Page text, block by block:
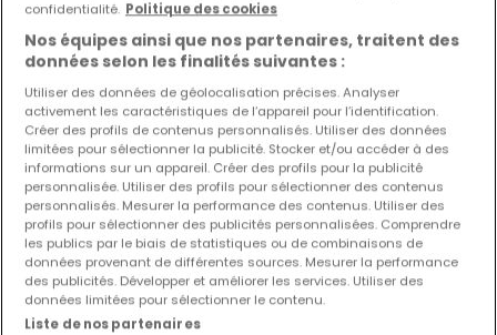
Créez une alerte
Maisons à Weidingen par nombre de
chambres
2 chambres
3 chambres
4 chambres
5 chambres
6 chambres
confidentialité. Politique des cookies
Nos équipes ainsi que nos partenaires, traitent des
données selon les finalités suivantes :
Utiliser des données de géolocalisation précises. Analyser
activement les caractéristiques de l’appareil pour l’identification.
Créer des profils de contenus personnalisés. Utiliser des données
limitées pour sélectionner la publicité. Stocker et/ou accéder à des
informations sur un appareil. Créer des profils pour la publicité
personnalisée. Utiliser des profils pour sélectionner des contenus
personnalisés. Mesurer la performance des contenus. Utiliser des
profils pour sélectionner des publicités personnalisées. Comprendre
les publics par le biais de statistiques ou de combinaisons de
données provenant de différentes sources. Mesurer la performance
des publicités. Développer et améliorer les services. Utiliser des
données limitées pour sélectionner le contenu.
Liste de nos partenaires